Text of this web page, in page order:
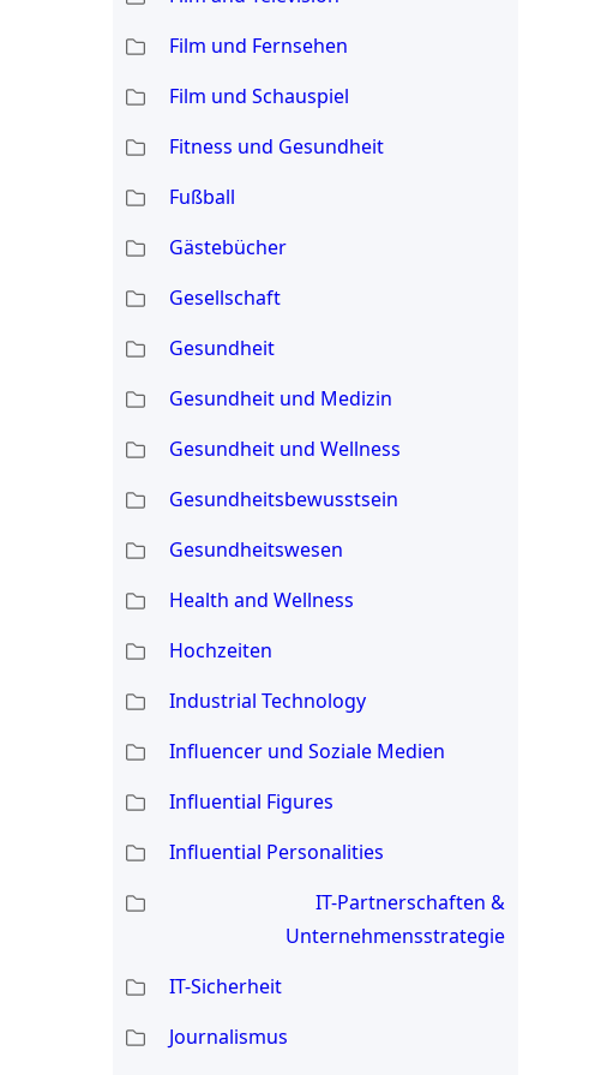
Film und Fernsehen
Film und Schauspiel
Fitness und Gesundheit
Fußball
Gästebücher
Gesellschaft
Gesundheit
Gesundheit und Medizin
Gesundheit und Wellness
Gesundheitsbewusstsein
Gesundheitswesen
Health and Wellness
Hochzeiten
Industrial Technology
Influencer und Soziale Medien
Influential Figures
Influential Personalities
IT-Partnerschaften &
Unternehmensstrategie
IT-Sicherheit
Journalismus